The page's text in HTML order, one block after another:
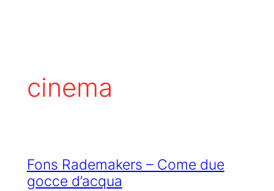
cinema
Fons Rademakers – Come due
gocce d’acqua